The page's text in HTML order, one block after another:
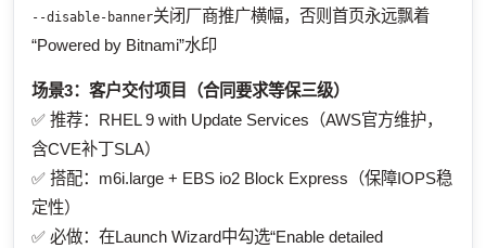
--disable-banner关闭厂商推广横幅，否则首页永远飘着
“Powered by Bitnami”水印
场景3：客户交付项目（合同要求等保三级）
✅ 推荐：RHEL 9 with Update Services（AWS官方维护，
含CVE补丁SLA）
✅ 搭配：m6i.large + EBS io2 Block Express（保障IOPS稳
定性）
✅ 必做：在Launch Wizard中勾选“Enable detailed